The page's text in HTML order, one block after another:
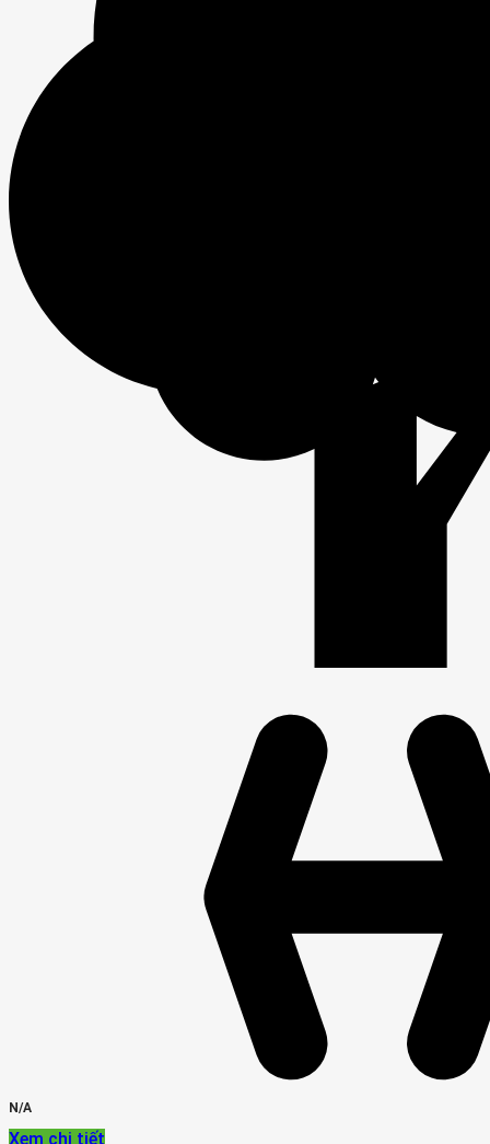
N/A
Xem chi tiết